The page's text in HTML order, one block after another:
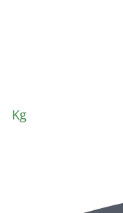
Kg